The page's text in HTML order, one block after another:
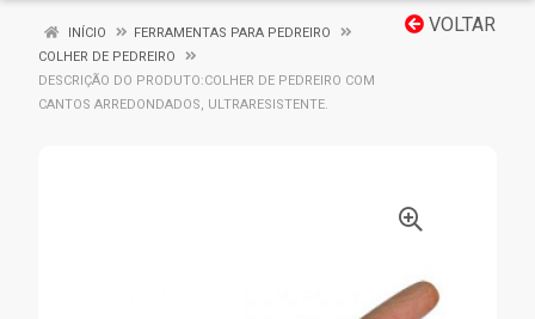
VOLTAR
INÍCIO
FERRAMENTAS PARA PEDREIRO
COLHER DE PEDREIRO
DESCRIÇÃO DO PRODUTO:COLHER DE PEDREIRO COM
CANTOS ARREDONDADOS, ULTRARESISTENTE.